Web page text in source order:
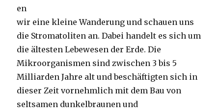
en
wir eine kleine Wanderung und schauen uns
die Stromatoliten an. Dabei handelt es sich um
die ältesten Lebewesen der Erde. Die
Mikroorganismen sind zwischen 3 bis 5
Milliarden Jahre alt und beschäftigten sich in
dieser Zeit vornehmlich mit dem Bau von
seltsamen dunkelbraunen und